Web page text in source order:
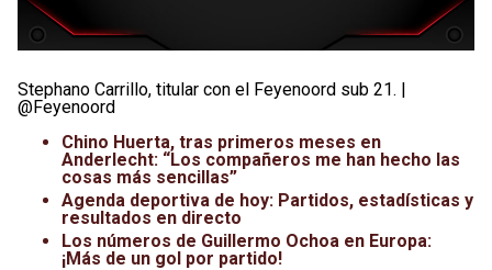
Stephano Carrillo, titular con el Feyenoord sub 21. |
@Feyenoord
Chino Huerta, tras primeros meses en
Anderlecht: “Los compañeros me han hecho las
cosas más sencillas”
Agenda deportiva de hoy: Partidos, estadísticas y
resultados en directo
Los números de Guillermo Ochoa en Europa:
¡Más de un gol por partido!